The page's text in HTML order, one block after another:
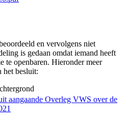
en vervolgens niet
is gedaan omdat iemand heeft
te openbaren. Hieronder meer
het besluit:
aangaande Overleg VWS over de